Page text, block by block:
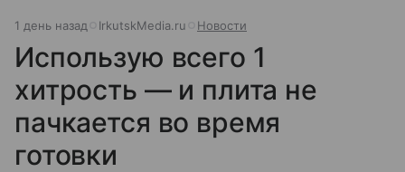
1 день назад IrkutskMedia.ru Новости
Использую всего 1
хитрость — и плита не
пачкается во время
готовки